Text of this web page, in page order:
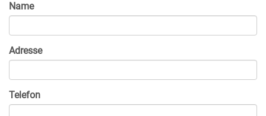
Name
Adresse
Telefon